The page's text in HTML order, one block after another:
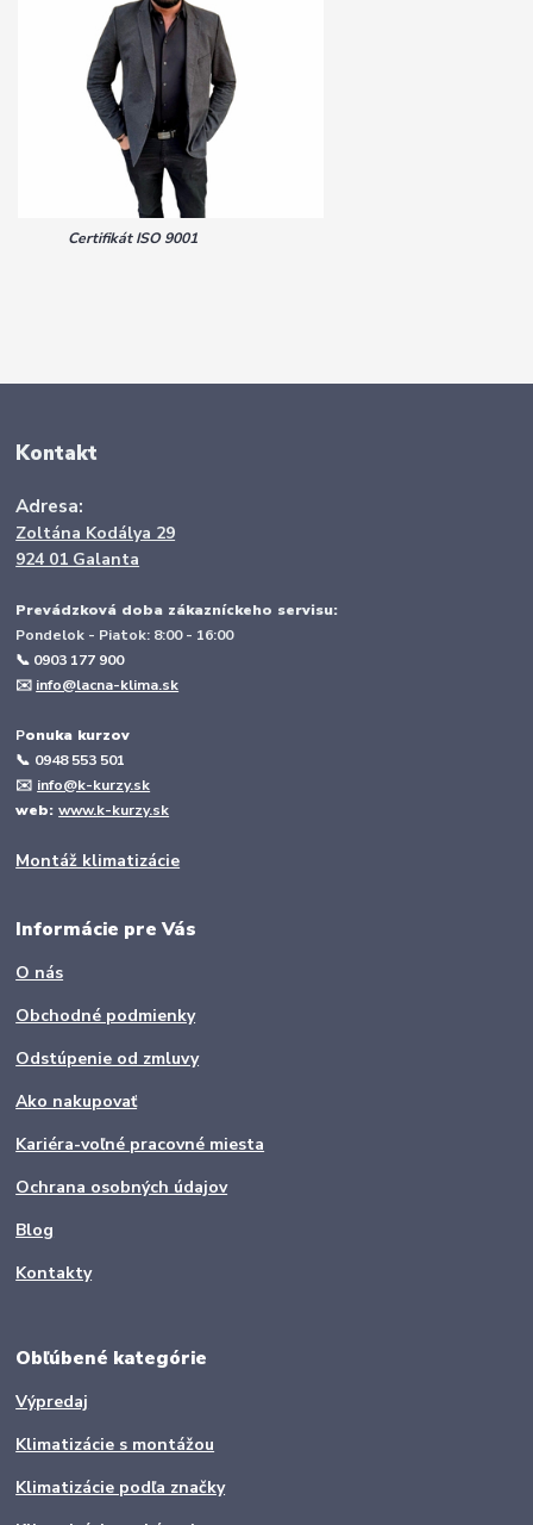
Certifikát ISO 9001
Kontakt
Adresa:
Zoltána Kodálya 29
924 01 Galanta
Prevádzková doba zákazníckeho servisu:
Pondelok - Piatok: 8:00 - 16:00
📞 0903 177 900
✉️ info@lacna-klima.sk
Ponuka kurzov
📞 0948 553 501
✉️ info@k-kurzy.sk
web:www.k-kurzy.sk
Montáž klimatizácie
Informácie pre Vás
O nás
Obchodné podmienky
Odstúpenie od zmluvy
Ako nakupovať
Kariéra-voľné pracovné miesta
Ochrana osobných údajov
Blog
Kontakty
Obľúbené kategórie
Výpredaj
Klimatizácie s montážou
Klimatizácie podľa značky